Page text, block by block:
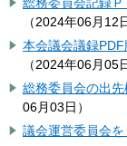
（2024年06月12
本会議会議録PDF
（2024年06月05
総務委員会の出先
06月03日 ）
議会運営委員会